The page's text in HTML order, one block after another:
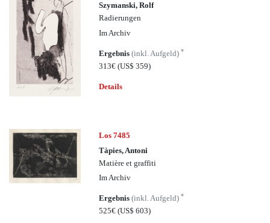
Szymanski, Rolf
Radierungen
Im Archiv
Ergebnis(inkl. Aufgeld)*
313€(US$ 359)
Details
Los 7485
Tàpies, Antoni
Matière et graffiti
Im Archiv
Ergebnis(inkl. Aufgeld)*
525€(US$ 603)